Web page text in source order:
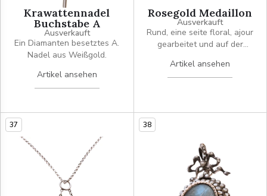
Krawattennadel
Buchstabe A
Ausverkauft
Ein Diamanten besetztes A.
Nadel aus Weißgold.
Artikel ansehen
Rosegold Medaillon
Ausverkauft
Rund, eine seite floral, ajour
gearbeitet und auf der
Monogram "LI". Signiert
"CB". Durchmesser 2,2 cm
Artikel ansehen
37 38